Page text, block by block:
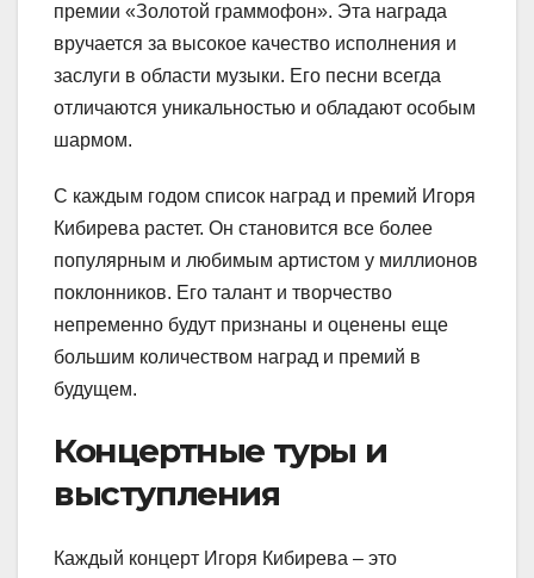
премии «Золотой граммофон». Эта награда
вручается за высокое качество исполнения и
заслуги в области музыки. Его песни всегда
отличаются уникальностью и обладают особым
шармом.
С каждым годом список наград и премий Игоря
Кибирева растет. Он становится все более
популярным и любимым артистом у миллионов
поклонников. Его талант и творчество
непременно будут признаны и оценены еще
большим количеством наград и премий в
будущем.
Концертные туры и
выступления
Каждый концерт Игоря Кибирева – это